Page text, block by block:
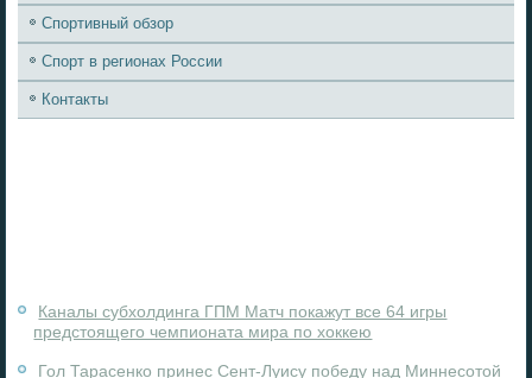
Спортивный обзор
Спорт в регионах России
Контакты
Каналы субхолдинга ГПМ Матч покажут все 64 игры
предстоящего чемпионата мира по хоккею
Гол Тарасенко принес Сент-Луису победу над Миннесотой